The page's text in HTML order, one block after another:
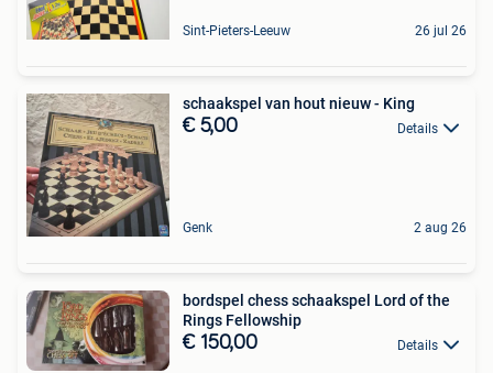
Sint-Pieters-Leeuw 26 jul 26
schaakspel van hout nieuw - King
€ 5,00 Details
Genk 2 aug 26
bordspel chess schaakspel Lord of the
Rings Fellowship
€ 150,00 Details